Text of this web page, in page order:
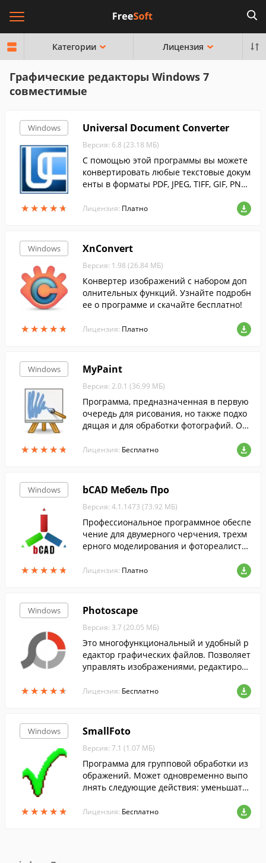
Категории Лицензия
Графические редакторы Windows 7
совместимые
Windows
★★★★★
★★★★★
Universal Document Converter
Версия: 6.8 (23.18 МБ)
С помощью этой программы вы можете
конвертировать любые текстовые докум
енты в форматы PDF, JPEG, TIFF, GIF, PNG
Лицензия: Платно
Windows
★★★★★
★★★★★
XnConvert
Версия: 1.98 (26.84 МБ)
Конвертер изображений с набором доп
олнительных функций. Узнайте подробн
ее о программе и скачайте бесплатно!
Лицензия: Платно
Windows
★★★★★
★★★★★
MyPaint
Версия: 2.0.1 (36.99 МБ)
Программа, предназначенная в первую
очередь для рисования, но также подхо
дящая и для обработки фотографий. Он
ей, цветовую палитру, поддержку разны
Лицензия: Бесплатно
Windows
★★★★★
★★★★★
bCAD Мебель Про
Версия: 4.1.1473 (73.92 МБ)
Профессиональное программное обеспе
чение для двумерного черчения, трехм
ерного моделирования и фотореалисти
предназначена для моделирования меб
Лицензия: Платно
Windows
★★★★★
★★★★★
Photoscape
Версия: 3.7 (20.05 МБ)
Это многофункциональный и удобный р
едактор графических файлов. Позволяет
управлять изображениями, редактирова
Лицензия: Бесплатно
Windows
★★★★★
★★★★★
SmallFoto
Версия: 7.1 (1.07 МБ)
Программа для групповой обработки из
ображений. Может одновременно выпо
лнять следующие действия: уменьшать
овать изображения из одного формата в
Лицензия: Бесплатно